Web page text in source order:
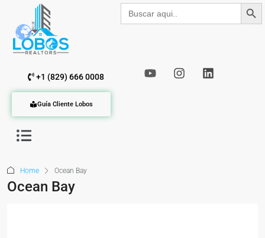
Buscar: Botón de
+1 (829) 666 0008
Guía Cliente Lobos
Home Ocean Bay
Ocean Bay